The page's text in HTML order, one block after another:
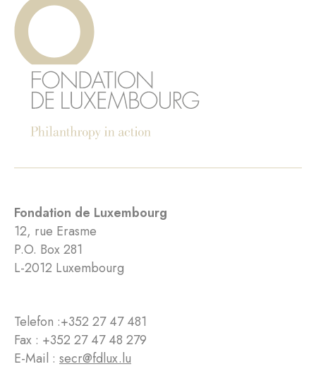
Fondation de Luxembourg
12, rue Erasme
P.O. Box 281
L-2012 Luxembourg
Telefon :+352 27 47 481
Fax : +352 27 47 48 279
E-Mail : secr@fdlux.lu